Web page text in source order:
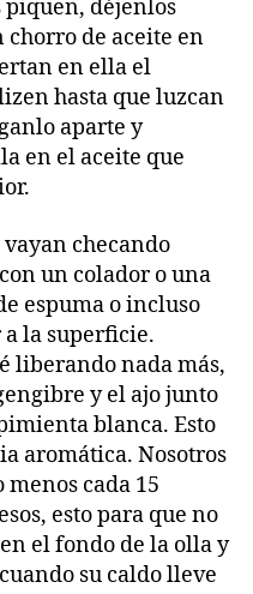
piquen, déjenlos
chorro de aceite en
en ella el
hasta que luzcan
aparte y
en el aceite que
checando
un colador o una
espuma o incluso
a la superficie.
liberando nada más,
y el ajo junto
blanca. Esto
aromática. Nosotros
cada 15
esto para que no
el fondo de la olla y
su caldo lleve